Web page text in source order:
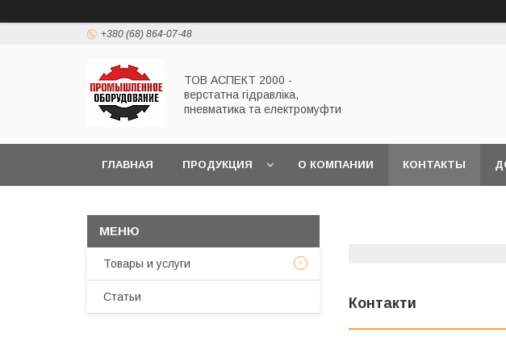
+380 (68) 864-07-48
ТОВ АСПЕКТ 2000 -
верстатна гідравліка,
пневматика та електромуфти
ГЛАВНАЯ ПРОДУКЦИЯ О КОМПАНИИ КОНТАКТЫ
Контакти
Товары и услуги
Статьи